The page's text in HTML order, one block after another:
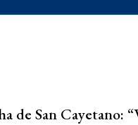
de San Cayetano: